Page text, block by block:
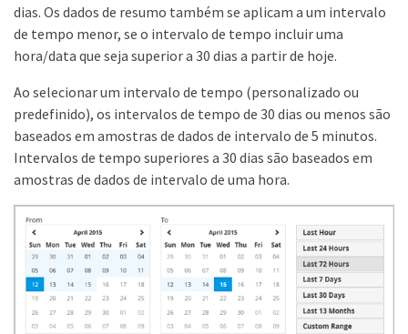
dias. Os dados de resumo também se aplicam a um intervalo
de tempo menor, se o intervalo de tempo incluir uma
hora/data que seja superior a 30 dias a partir de hoje.
Ao selecionar um intervalo de tempo (personalizado ou
predefinido), os intervalos de tempo de 30 dias ou menos são
baseados em amostras de dados de intervalo de 5 minutos.
Intervalos de tempo superiores a 30 dias são baseados em
amostras de dados de intervalo de uma hora.